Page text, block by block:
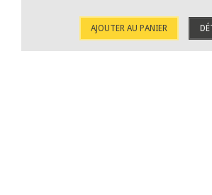
AJOUTER AU PANIER